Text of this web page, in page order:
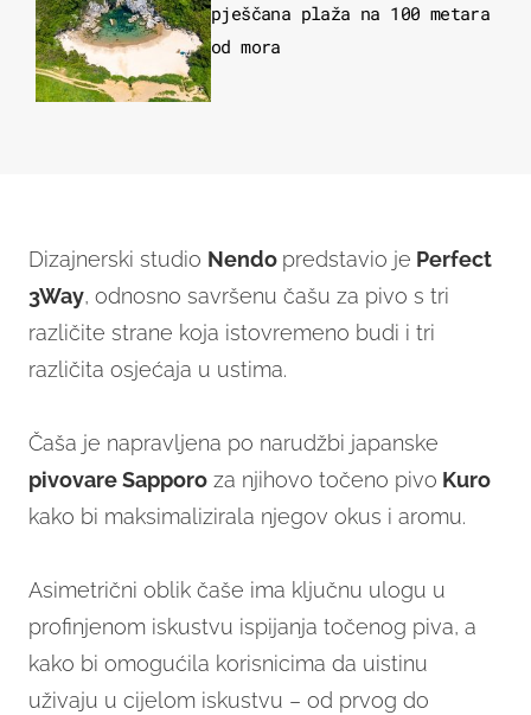
pješčana plaža na 100 metara
od mora
Dizajnerski studio Nendo predstavio je Perfect
3Way, odnosno savršenu čašu za pivo s tri
različite strane koja istovremeno budi i tri
različita osjećaja u ustima.
Čaša je napravljena po narudžbi japanske
pivovare Sapporo za njihovo točeno pivo Kuro
kako bi maksimalizirala njegov okus i aromu.
Asimetrični oblik čaše ima ključnu ulogu u
profinjenom iskustvu ispijanja točenog piva, a
kako bi omogućila korisnicima da uistinu
uživaju u cijelom iskustvu – od prvog do